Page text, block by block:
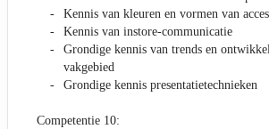
Kennis van kleuren en vormen van
Kennis van instore-communicatie
Grondige kennis van trends en
vakgebied
Grondige kennis presentatietechnieken
Competentie 10: